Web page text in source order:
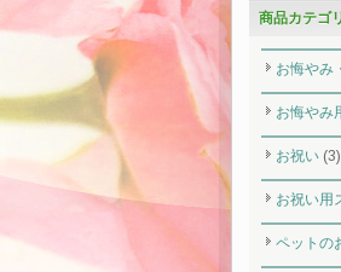
商品カテゴ
お悔やみ
お悔やみ
お祝い (3)
お祝い用
ペットの